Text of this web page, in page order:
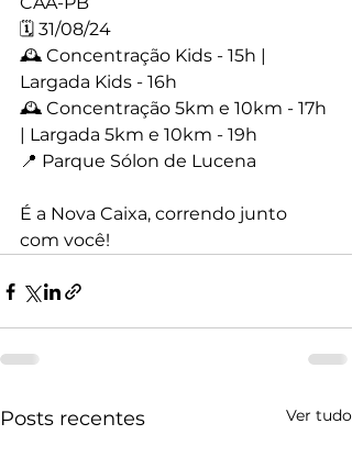
🗓 31/08/24
🕰 Concentração Kids - 15h |
Largada Kids - 16h
🕰 Concentração 5km e 10km - 17h
| Largada 5km e 10km - 19h
📍 Parque Sólon de Lucena
É a Nova Caixa, correndo junto
com você!
Posts recentes Ver tudo